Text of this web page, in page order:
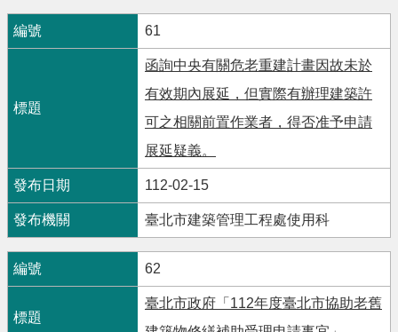
61
函詢中央有關危老重建計畫因故未於
有效期內展延，但實際有辦理建築許
可之相關前置作業者，得否准予申請
展延疑義。
112-02-15
臺北市建築管理工程處使用科
62
臺北市政府「112年度臺北市協助老舊